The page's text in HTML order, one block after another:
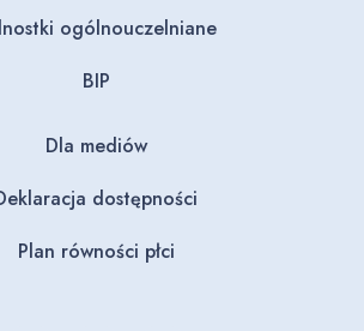
ogólnouczelniane
BIP
Dla mediów
dostępności
Plan równości płci